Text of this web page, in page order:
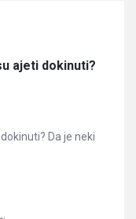
ajeti dokinuti?
Da je neki